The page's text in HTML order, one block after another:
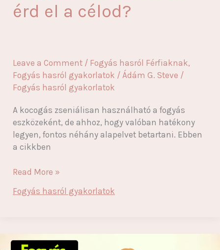
érd el a célod?
Leave a Comment / Fogyás hasról Férfiaknak,
Fogyás hasról gyakorlatok / Ádám G. Steve /
Fogyás hasról gyakorlatok
A kocogás zseniálisan használható a fogyás
eszközeként, de ahhoz, hogy valóban hatékony
legyen, fontos néhány alapelvet betartani. Ebben
a cikkben
Kocogással
Hogyan
érd
Read More »
Fogyás hasról gyakorlatok